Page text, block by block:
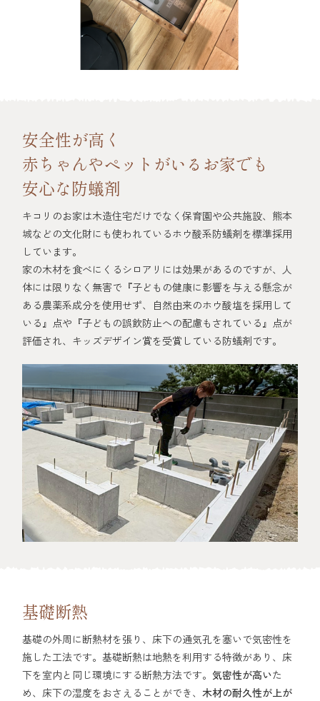
安全性が高く
赤ちゃんやペットがいるお家でも
安心な防蟻剤
キコリのお家は木造住宅だけでなく保育園や公共施設、熊本
城などの文化財にも使われているホウ酸系防蟻剤を標準採用
しています。
家の木材を食べにくるシロアリには効果があるのですが、人
体には限りなく無害で『子どもの健康に影響を与える懸念が
ある農薬系成分を使用せず、自然由来のホウ酸塩を採用して
いる』点や『子どもの誤飲防止への配慮もされている』点が
評価され、キッズデザイン賞を受賞している防蟻剤です。
基礎断熱
基礎の外周に断熱材を張り、床下の通気孔を塞いで気密性を
施した工法です。基礎断熱は地熱を利用する特徴があり、床
下を室内と同じ環境にする断熱方法です。 気密性が高いた
め、床下の湿度をおさえることができ、木材の耐久性が上が